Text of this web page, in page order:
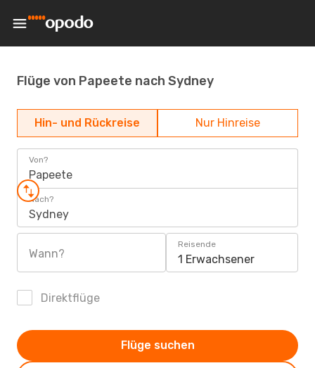
Flüge von Papeete nach Sydney
Hin- und Rückreise Nur Hinreise
Von?
Papeete
Nach?
Sydney
Wann?
Reisende
1 Erwachsener
Direktflüge
Flüge suchen